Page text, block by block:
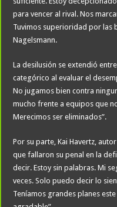
para vencer al rival. Nos
Tuvimos superioridad por las
Nagelsmann.
La desilusión se extendió
categórico al evaluar el
No jugamos bien contra
mucho frente a equipos que
Merecimos ser eliminados”.
Por su parte, Kai Havertz,
que fallaron su penal en la
decir. Estoy sin palabras. Mi
veces. Solo puedo decir lo
Teníamos grandes planes